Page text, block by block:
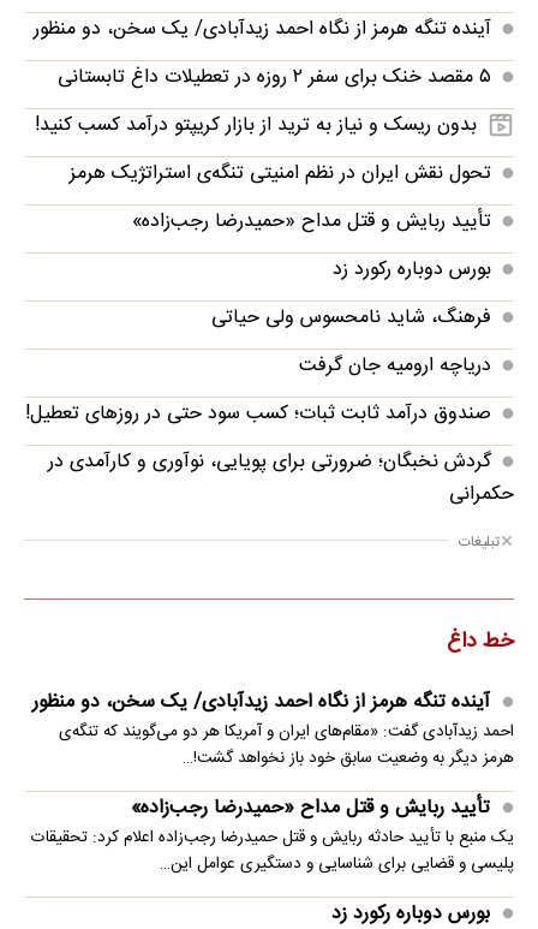
آینده تنگه هرمز از نگاه احمد زیدآبادی/ یک سخن، دو منظور
۵ مقصد خنک برای سفر ۲ روزه در تعطیلات داغ تابستانی
بدون ریسک و نیاز به ترید از بازار کریپتو درآمد کسب کنید!
تحول نقش ایران در نظم امنیتی تنگه‌ی استراتژیک هرمز
تأیید ربایش و قتل مداح «حمیدرضا رجب‌زاده»
بورس دوباره رکورد زد
فرهنگ، شاید نامحسوس ولی حیاتی
دریاچه ارومیه جان گرفت
صندوق درآمد ثابت ثبات؛ کسب سود حتی در روزهای تعطیل!
گردش نخبگان؛ ضرورتی برای پویایی، نوآوری و کارآمدی در
حکمرانی
تبلیغات
خط داغ
آینده تنگه هرمز از نگاه احمد زیدآبادی/ یک سخن، دو منظور
احمد زیدآبادی گفت: «مقام‌های ایران و آمریکا هر دو می‌گویند که تنگه‌ی
هرمز دیگر به وضعیت سابق خود باز نخواهد گشت!…
تأیید ربایش و قتل مداح «حمیدرضا رجب‌زاده»
یک منبع با تأیید حادثه ربایش و قتل حمیدرضا رجب‌زاده اعلام کرد: تحقیقات
پلیسی و قضایی برای شناسایی و دستگیری عوامل این…
بورس دوباره رکورد زد